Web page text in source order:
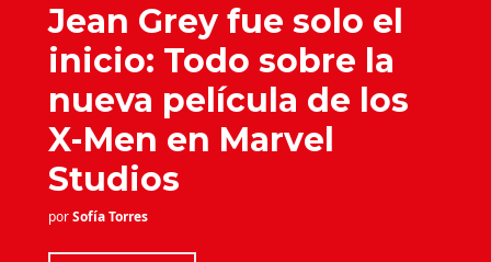
Jean Grey fue solo el
inicio: Todo sobre la
nueva película de los
X-Men en Marvel
Studios
porSofía Torres